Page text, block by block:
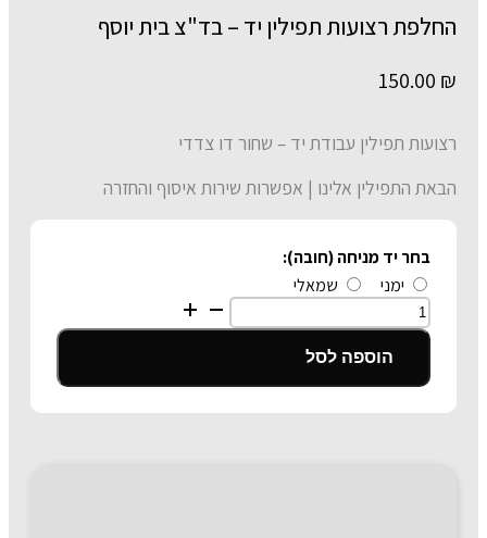
החלפת רצועות תפילין יד – בד"צ בית יוסף
150.00 ₪
רצועות תפילין עבודת יד – שחור דו צדדי
הבאת התפילין אלינו | אפשרות שירות איסוף והחזרה
בחר יד מניחה (חובה):
ימני
שמאלי
כמות
של
החלפת
רצועות
הוספה לסל